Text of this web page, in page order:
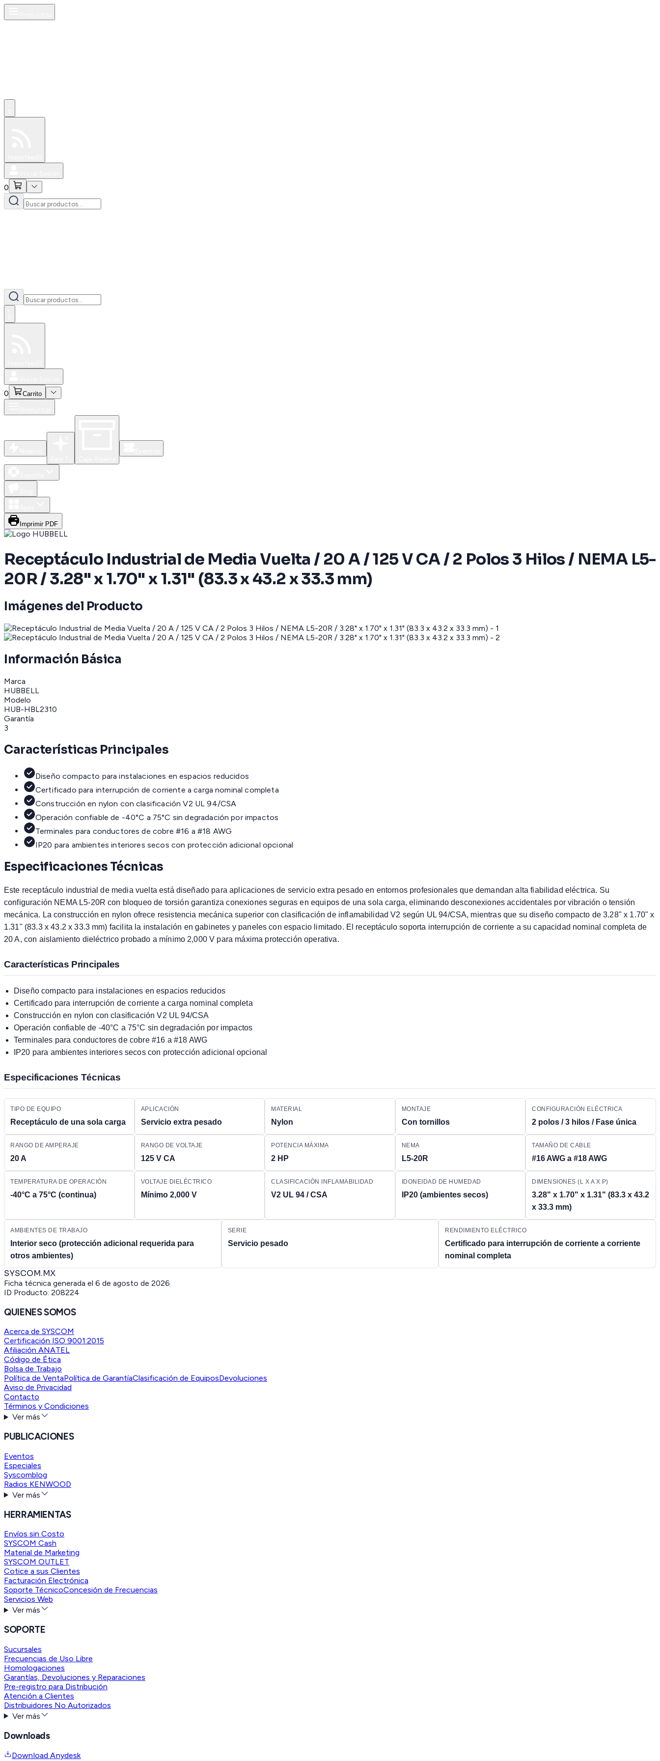
0
0 Carrito
Imprimir PDF
Receptáculo Industrial de Media Vuelta / 20 A / 125 V CA / 2 Polos 3 Hilos / NEMA L5-
20R / 3.28" x 1.70" x 1.31" (83.3 x 43.2 x 33.3 mm)
Imágenes del Producto
Información Básica
Marca
HUBBELL
Modelo
HUB-HBL2310
Garantía
3
Características Principales
Diseño compacto para instalaciones en espacios reducidos
Certificado para interrupción de corriente a carga nominal completa
Construcción en nylon con clasificación V2 UL 94/CSA
Operación confiable de -40°C a 75°C sin degradación por impactos
Terminales para conductores de cobre #16 a #18 AWG
IP20 para ambientes interiores secos con protección adicional opcional
Especificaciones Técnicas
Este receptáculo industrial de media vuelta está diseñado para aplicaciones de servicio extra pesado en entornos profesionales que demandan alta fiabilidad eléctrica. Su
configuración NEMA L5-20R con bloqueo de torsión garantiza conexiones seguras en equipos de una sola carga, eliminando desconexiones accidentales por vibración o tensión
mecánica. La construcción en nylon ofrece resistencia mecánica superior con clasificación de inflamabilidad V2 según UL 94/CSA, mientras que su diseño compacto de 3.28" x 1.70" x
1.31" (83.3 x 43.2 x 33.3 mm) facilita la instalación en gabinetes y paneles con espacio limitado. El receptáculo soporta interrupción de corriente a su capacidad nominal completa de
20 A, con aislamiento dieléctrico probado a mínimo 2,000 V para máxima protección operativa.
Características Principales
Diseño compacto para instalaciones en espacios reducidos
Certificado para interrupción de corriente a carga nominal completa
Construcción en nylon con clasificación V2 UL 94/CSA
Operación confiable de -40°C a 75°C sin degradación por impactos
Terminales para conductores de cobre #16 a #18 AWG
IP20 para ambientes interiores secos con protección adicional opcional
Especificaciones Técnicas
TIPO DE EQUIPO
Receptáculo de una sola carga
APLICACIÓN
Servicio extra pesado
MATERIAL
Nylon
MONTAJE
Con tornillos
CONFIGURACIÓN ELÉCTRICA
2 polos / 3 hilos / Fase única
RANGO DE AMPERAJE
20 A
RANGO DE VOLTAJE
125 V CA
POTENCIA MÁXIMA
2 HP
NEMA
L5-20R
TAMAÑO DE CABLE
#16 AWG a #18 AWG
TEMPERATURA DE OPERACIÓN
-40°C a 75°C (continua)
VOLTAJE DIELÉCTRICO
Mínimo 2,000 V
CLASIFICACIÓN INFLAMABILIDAD
V2 UL 94 / CSA
IDONEIDAD DE HUMEDAD
IP20 (ambientes secos)
DIMENSIONES (L X A X P)
3.28" x 1.70" x 1.31" (83.3 x 43.2
x 33.3 mm)
AMBIENTES DE TRABAJO
Interior seco (protección adicional requerida para
otros ambientes)
SERIE
Servicio pesado
RENDIMIENTO ELÉCTRICO
Certificado para interrupción de corriente a corriente
nominal completa
SYSCOM.MX
Ficha técnica generada el 6 de agosto de 2026
ID Producto: 208224
QUIENES SOMOS
Acerca de SYSCOM
Certificación ISO 9001:2015
Afiliación ANATEL
Código de Ética
Bolsa de Trabajo
Política de VentaPolítica de GarantíaClasificación de EquiposDevoluciones
Aviso de Privacidad
Contacto
Términos y Condiciones
Ver más
PUBLICACIONES
Eventos
Especiales
Syscomblog
Radios KENWOOD
Ver más
HERRAMIENTAS
Envíos sin Costo
SYSCOM Cash
Material de Marketing
SYSCOM OUTLET
Cotice a sus Clientes
Facturación Electrónica
Soporte TécnicoConcesión de Frecuencias
Servicios Web
Ver más
SOPORTE
Sucursales
Frecuencias de Uso Libre
Homologaciones
Garantías, Devoluciones y Reparaciones
Pre-registro para Distribución
Atención a Clientes
Distribuidores No Autorizados
Ver más
Downloads
Download Anydesk